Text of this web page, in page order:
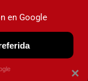
NUEVO
×
en Google